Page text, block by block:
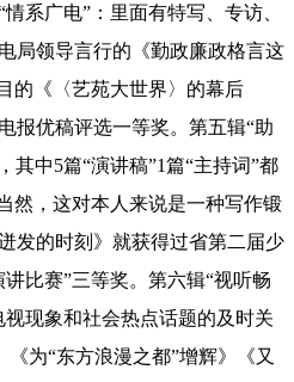
系广电”： 里面有特写、专访、
局领导言行的《勤政廉政格言这
的《〈艺苑大世界〉的幕后
报优稿评选一等奖。第五辑“助
其中5篇“演讲稿”1篇“主持词”都
然，这对本人来说是一种写作锻
发的时刻》就获得过省第二届少
比赛”三等奖。第六辑“视听畅
现象和社会热点话题的及时关
《为“东方浪漫之都”增辉》《又